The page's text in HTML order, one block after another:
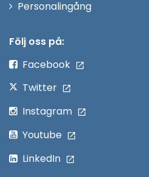
PersonalingångÖppna
Följ oss på:
Facebook
Twitter
Instagram
Youtube
LinkedIn